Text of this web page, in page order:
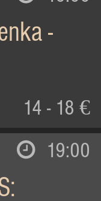
-
14 - 18 €
19:00